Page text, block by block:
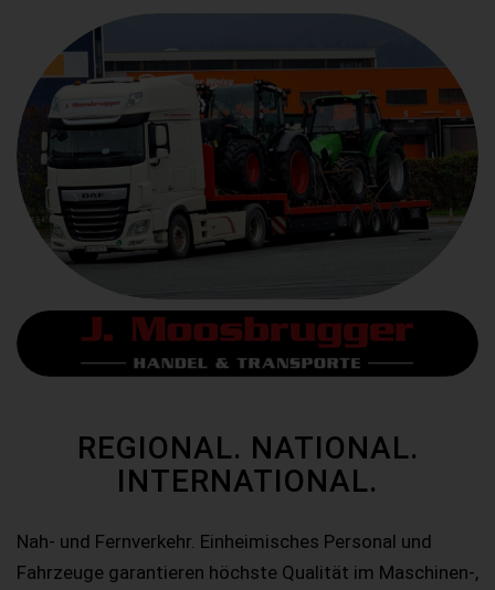
REGIONAL. NATIONAL.
INTERNATIONAL.
Nah- und Fernverkehr. Einheimisches Personal und
Fahrzeuge garantieren höchste Qualität im Maschinen-,